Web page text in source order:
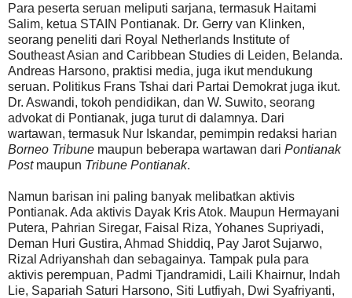
Para peserta seruan meliputi sarjana, termasuk Haitami
Salim, ketua STAIN Pontianak. Dr. Gerry van Klinken,
seorang peneliti dari Royal Netherlands Institute of
Southeast Asian and Caribbean Studies di Leiden, Belanda.
Andreas Harsono, praktisi media, juga ikut mendukung
seruan. Politikus Frans Tshai dari Partai Demokrat juga ikut.
Dr. Aswandi, tokoh pendidikan, dan W. Suwito, seorang
advokat di Pontianak, juga turut di dalamnya. Dari
wartawan, termasuk Nur Iskandar, pemimpin redaksi harian
Borneo Tribune maupun beberapa wartawan dari Pontianak
Postmaupun Tribune Pontianak.
Namun barisan ini paling banyak melibatkan aktivis
Pontianak. Ada aktivis Dayak Kris Atok. Maupun Hermayani
Putera, Pahrian Siregar, Faisal Riza, Yohanes Supriyadi,
Deman Huri Gustira, Ahmad Shiddiq, Pay Jarot Sujarwo,
Rizal Adriyanshah dan sebagainya. Tampak pula para
aktivis perempuan, Padmi Tjandramidi, Laili Khairnur, Indah
Lie, Sapariah Saturi Harsono, Siti Lutfiyah, Dwi Syafriyanti,